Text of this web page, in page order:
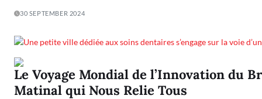
30 SEPTEMBER 2024
Le Voyage Mondial de l’Innovation du
Matinal qui Nous Relie Tous